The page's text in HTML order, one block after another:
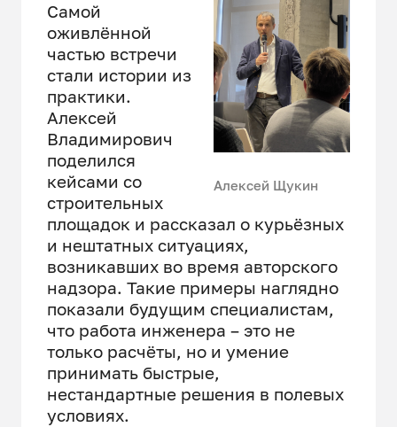
Алексей Щукин
Самой
оживлённой
частью встречи
стали истории из
практики.
Алексей
Владимирович
поделился
кейсами со
строительных
площадок и рассказал о курьёзных
и нештатных ситуациях,
возникавших во время авторского
надзора. Такие примеры наглядно
показали будущим специалистам,
что работа инженера – это не
только расчёты, но и умение
принимать быстрые,
нестандартные решения в полевых
условиях.